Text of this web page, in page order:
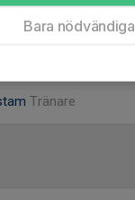
Tränare
Bara nödvändiga